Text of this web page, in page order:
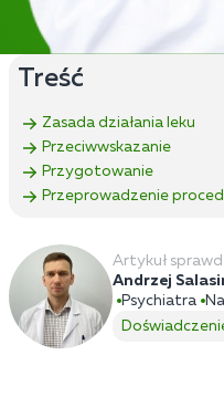
Treść
Zasada działania leku
Przeciwwskazanie
Przygotowanie
Przeprowadzenie
Artykuł
Andrzej
Psychiatra